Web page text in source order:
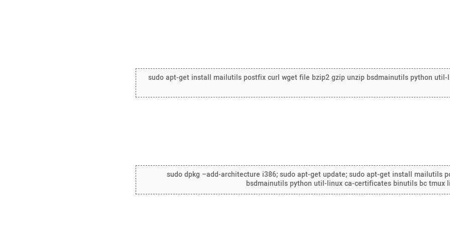
sudo apt-get install mailutils postfix curl wget file bzip2 gzip unzip bsdmainutils python
sudo dpkg –add-architecture i386; sudo apt-get update; sudo apt-get install mailutils
bsdmainutils python util-linux ca-certificates binutils bc tmux